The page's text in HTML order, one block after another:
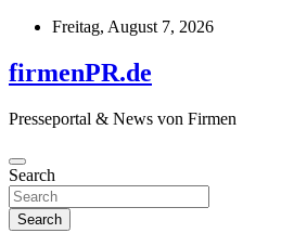
Skip
content
Freitag, August 7, 2026
firmenPR.de
Presseportal & News von Firmen
Search
Search